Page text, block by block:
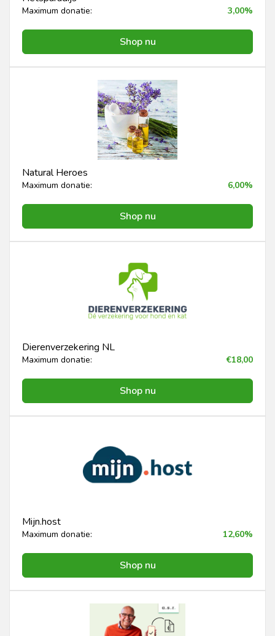
Maximum donatie: 3,00%
Shop nu
Natural Heroes
Maximum donatie: 6,00%
Shop nu
Dierenverzekering NL
Maximum donatie: €18,00
Shop nu
Mijn.host
Maximum donatie: 12,60%
Shop nu